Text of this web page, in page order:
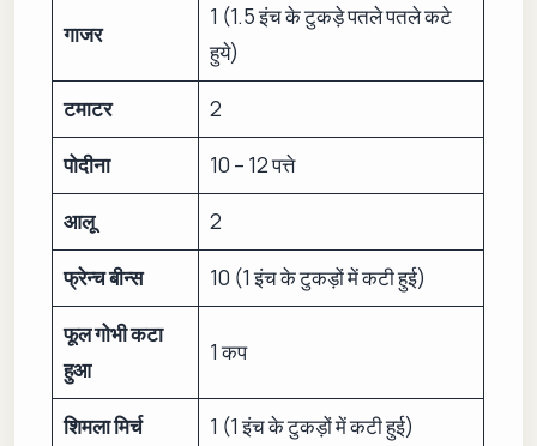
गाजर
1 (1.5 इंच के टुकड़े पतले पतले कटे
हुये)
टमाटर 2
पोदीना 10 – 12 पत्ते
आलू 2
फ्रेन्च बीन्स 10 (1 इंच के टुकड़ों में कटी हुई)
फूल गोभी कटा
हुआ
1 कप
शिमला मिर्च 1 (1 इंच के टुकड़ों में कटी हुई)